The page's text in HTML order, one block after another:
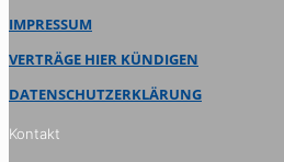
IMPRESSUM
VERTRÄGE HIER KÜNDIGEN
DATENSCHUTZERKLÄRUNG
Kontakt